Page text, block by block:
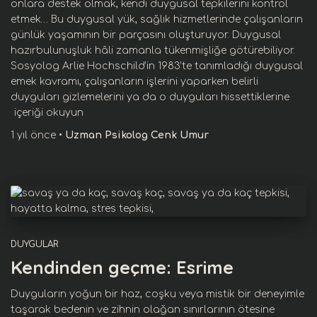
onlara destek olmak, kendi duygusal tepkilerini kontrol
etmek… Bu duygusal yük, sağlık hizmetlerinde çalışanların
günlük yaşamının bir parçasını oluşturuyor. Duygusal
hazırbulunuşluk hâli zamanla tükenmişliğe götürebiliyor.
Sosyolog Arlie Hochschild’in 1983’te tanımladığı duygusal
emek kavramı, çalışanların işlerini yaparken belirli
duyguları gizlemelerini ya da o duyguları hissettiklerine
içeriği okuyun
1 yıl önce • Uzman Psikolog Cenk Umur
DUYGULAR
Kendinden geçme: Esrime
Duyguların yoğun bir haz, coşku veya mistik bir deneyimle
taşarak bedenin ve zihnin olağan sınırlarının ötesine